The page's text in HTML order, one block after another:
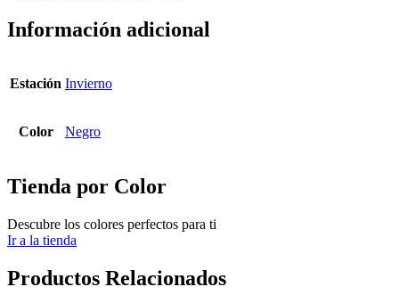
Información adicional
Estación Invierno
Color Negro
Tienda por Color
Descubre los colores perfectos para ti
Ir a la tienda
Productos Relacionados